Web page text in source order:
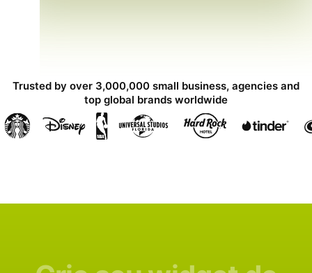
Trusted by over 3,000,000 small business, agencies and
top global brands worldwide